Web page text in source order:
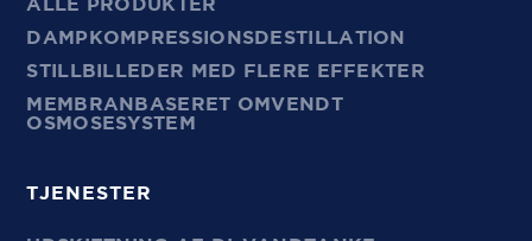
ALLE PRODUKTER
DAMPKOMPRESSIONSDESTILLATION
STILLBILLEDER MED FLERE EFFEKTER
MEMBRANBASERET OMVENDT
OSMOSESYSTEM
TJENESTER